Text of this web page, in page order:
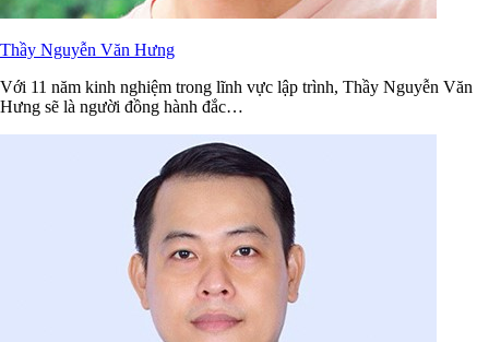
Thầy Nguyễn Văn Hưng
Với 11 năm kinh nghiệm trong lĩnh vực lập trình, Thầy Nguyễn Văn
Hưng sẽ là người đồng hành đắc…